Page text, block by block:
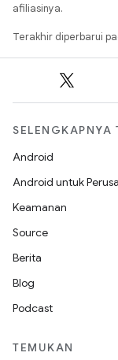
afiliasinya.
Terakhir diperbarui
SELENGKAPNYA
Android
Android untuk
Keamanan
Source
Berita
Blog
Podcast
TEMUKAN